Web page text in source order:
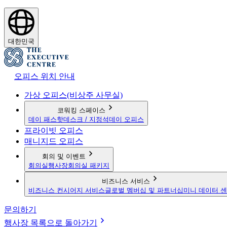
대한민국
오피스 위치 안내
가상 오피스(비상주 사무실)
코워킹 스페이스
데이 패스핫데스크 / 지정석데이 오피스
프라이빗 오피스
매니지드 오피스
회의 및 이벤트
회의실행사장회의실 패키지
비즈니스 서비스
비즈니스 컨시어지 서비스글로벌 멤버십 및 파트너십 미니 데이터
문의하기
행사장 목록으로 돌아가기